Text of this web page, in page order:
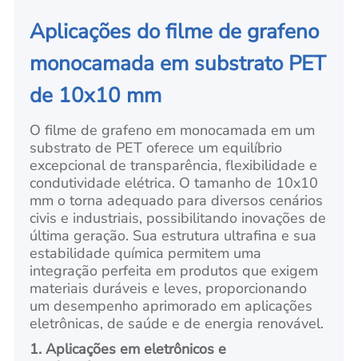
Aplicações do filme de grafeno
monocamada em substrato PET
de 10x10 mm
O filme de grafeno em monocamada em um
substrato de PET oferece um equilíbrio
excepcional de transparência, flexibilidade e
condutividade elétrica. O tamanho de 10x10
mm o torna adequado para diversos cenários
civis e industriais, possibilitando inovações de
última geração. Sua estrutura ultrafina e sua
estabilidade química permitem uma
integração perfeita em produtos que exigem
materiais duráveis e leves, proporcionando
um desempenho aprimorado em aplicações
eletrônicas, de saúde e de energia renovável.
1. Aplicações em eletrônicos e